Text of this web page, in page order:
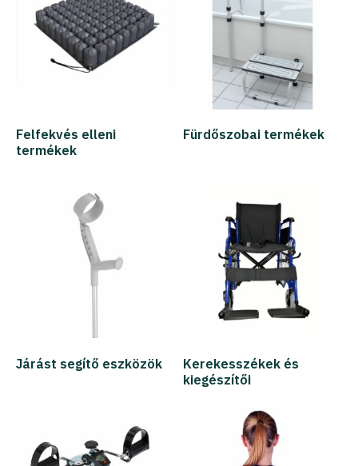
Felfekvés elleni
termékek
Fürdőszobai termékek
Járást segítő eszközök
Kerekesszékek és
kiegészítői